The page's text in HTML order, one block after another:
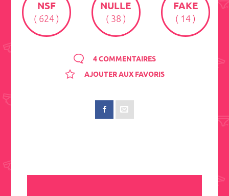
NSF
( 624 )
NULLE
( 38 )
FAKE
( 14 )
4 COMMENTAIRES
AJOUTER AUX FAVORIS